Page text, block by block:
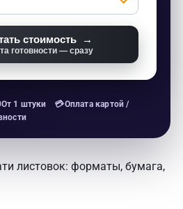
стоимость →
готовности — сразу
листовок: форматы, бумага,